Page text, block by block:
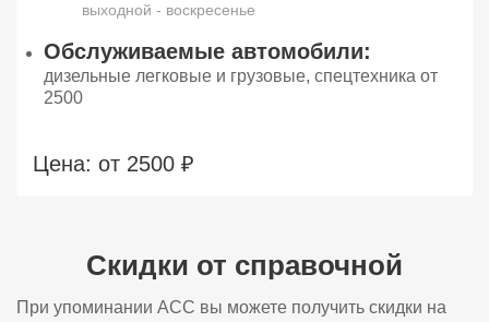
выходной - воскресенье
Обслуживаемые автомобили:
дизельные легковые и грузовые, спецтехника от
2500
Цена: от 2500 ₽
Скидки от справочной
При упоминании АСС вы можете получить скидки на